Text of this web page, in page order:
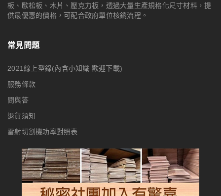
板、歐松板、木片、壓克力板，透過大量生產規格化尺寸材料，提
供最優惠的價格，可配合政府單位核銷流程。
常見問題
2021線上型錄(內含小知識 歡迎下載)
服務條款
問與答
退貨須知
雷射切割機功率對照表